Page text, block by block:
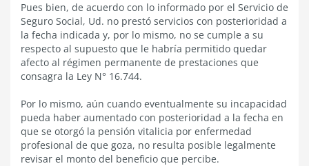
Pues bien, de acuerdo con lo informado por el Servicio de
Seguro Social, Ud. no prestó servicios con posterioridad a
la fecha indicada y, por lo mismo, no se cumple a su
respecto al supuesto que le habría permitido quedar
afecto al régimen permanente de prestaciones que
consagra la Ley N° 16.744.
Por lo mismo, aún cuando eventualmente su incapacidad
pueda haber aumentado con posterioridad a la fecha en
que se otorgó la pensión vitalicia por enfermedad
profesional de que goza, no resulta posible legalmente
revisar el monto del beneficio que percibe.